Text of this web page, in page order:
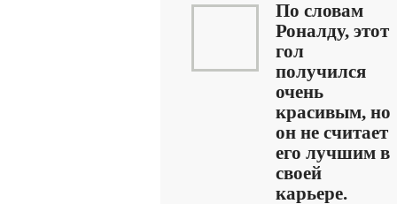
По словам
Роналду, этот
гол
получился
очень
красивым, но
он не считает
его лучшим в
своей
карьере.